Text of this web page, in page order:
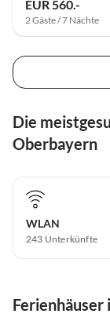
EUR 560.-
2 Gäste / 7 Nächte
Die
Oberbayern
WLAN
243 Unterkünfte